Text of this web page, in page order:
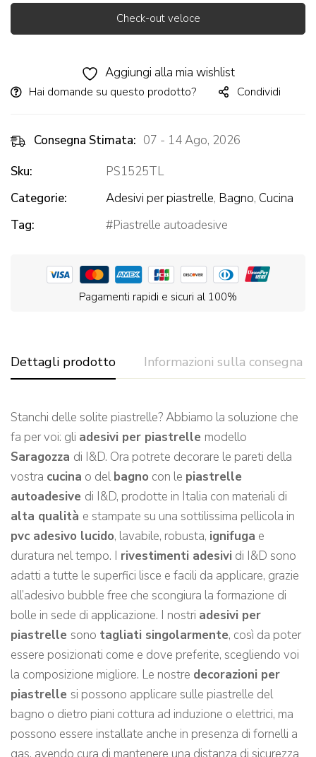
Check-out veloce
Aggiungi alla mia wishlist
Hai domande su questo prodotto? Condividi
Consegna Stimata: 07 - 14 Ago, 2026
Sku:
PS1525TL
Categorie:
Adesivi per piastrelle, Bagno, Cucina
Tag:
Piastrelle autoadesive
Pagamenti rapidi e sicuri al 100%
Dettagli prodotto Informazioni sulla consegna
Stanchi delle solite piastrelle? Abbiamo la soluzione che
fa per voi: gli adesivi per piastrelle modello
Saragozza di I&D. Ora potrete decorare le pareti della
vostra cucina o delbagno con le piastrelle
autoadesive di I&D, prodotte in Italia con materiali di
alta qualità e stampate su una sottilissima pellicola in
pvc adesivo lucido, lavabile, robusta, ignifuga e
duratura nel tempo. I rivestimenti adesivi di I&D sono
adatti a tutte le superfici lisce e facili da applicare, grazie
all’adesivo bubble free che scongiura la formazione di
bolle in sede di applicazione. I nostri adesivi per
piastrelle sono tagliati singolarmente, così da poter
essere posizionati come e dove preferite, scegliendo voi
la composizione migliore. Le nostre decorazioni per
piastrelle si possono applicare sulle piastrelle del
bagno o dietro piani cottura ad induzione o elettrici, ma
possono essere installate anche in presenza di fornelli a